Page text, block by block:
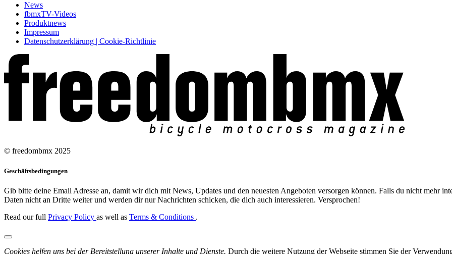
News
fbmxTV-Videos
Produktnews
Impressum
Datenschutzerklärung | Cookie-Richtlinie
© freedombmx 2025
Geschäftsbedingungen
Gib bitte deine Email Adresse an, damit wir dich mit News, Updates und den neuesten Angeboten versorgen können. Falls du nicht mehr
Daten nicht an Dritte weiter und werden dir nur Nachrichten schicken, die dich auch interessieren. Versprochen!
Read our full Privacy Policy as well as Terms & Conditions .
Cookies helfen uns bei der Bereitstellung unserer Inhalte und Dienste. Durch die weitere Nutzung der Webseite stimmen Sie der